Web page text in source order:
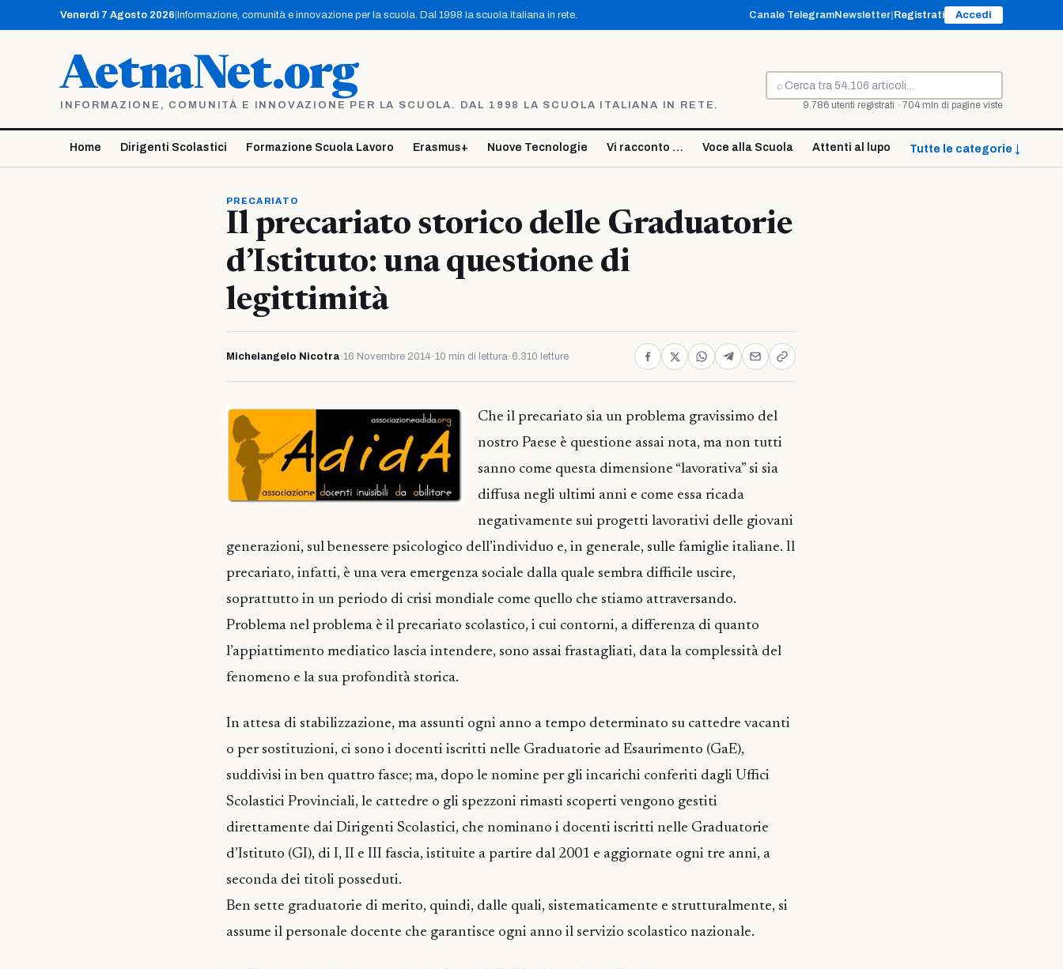
contenuto
Venerdì 7 Agosto 2026 Informazione, comunità e innovazione per la scuola. Dal 1998 la scuola italiana in rete. Canale TelegramNewsletter Registrati Accedi
AetnaNet.org
INFORMAZIONE, COMUNITÀ E INNOVAZIONE PER LA SCUOLA. DAL 1998 LA SCUOLA ITALIANA IN RETE.
⌕
Cerca
9.786 utenti registrati · 704 mln di pagine viste
Home Dirigenti Scolastici Formazione Scuola Lavoro Erasmus+ Nuove Tecnologie Vi racconto … Voce alla Scuola Attenti al lupo Tutte le categorie ↓
PRECARIATO
Il precariato storico delle Graduatorie
d’Istituto: una questione di
legittimità
Michelangelo Nicotra·16 Novembre 2014 ·10 min di lettura· 6.310 letture
Che il precariato sia un problema gravissimo del
nostro Paese è questione assai nota, ma non tutti
sanno come questa dimensione “lavorativa” si sia
diffusa negli ultimi anni e come essa ricada
negativamente sui progetti lavorativi delle giovani
generazioni, sul benessere psicologico dell’individuo e, in generale, sulle famiglie italiane. Il
precariato, infatti, è una vera emergenza sociale dalla quale sembra difficile uscire,
soprattutto in un periodo di crisi mondiale come quello che stiamo attraversando.
Problema nel problema è il precariato scolastico, i cui contorni, a differenza di quanto
l’appiattimento mediatico lascia intendere, sono assai frastagliati, data la complessità del
fenomeno e la sua profondità storica.
In attesa di stabilizzazione, ma assunti ogni anno a tempo determinato su cattedre vacanti
o per sostituzioni, ci sono i docenti iscritti nelle Graduatorie ad Esaurimento (GaE),
suddivisi in ben quattro fasce; ma, dopo le nomine per gli incarichi conferiti dagli Uffici
Scolastici Provinciali, le cattedre o gli spezzoni rimasti scoperti vengono gestiti
direttamente dai Dirigenti Scolastici, che nominano i docenti iscritti nelle Graduatorie
d’Istituto (GI), di I, II e III fascia, istituite a partire dal 2001 e aggiornate ogni tre anni, a
seconda dei titoli posseduti.
Ben sette graduatorie di merito, quindi, dalle quali, sistematicamente e strutturalmente, si
assume il personale docente che garantisce ogni anno il servizio scolastico nazionale.